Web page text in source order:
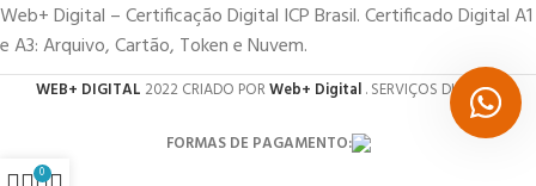
Web+ Digital – Certificação Digital ICP Brasil. Certificado Digital A1
e A3: Arquivo, Cartão, Token e Nuvem.
WEB+ DIGITAL 2022 CRIADO PORWeb+ Digital. SERVIÇOS DIGITAIS.
FORMAS DE PAGAMENTO:
0